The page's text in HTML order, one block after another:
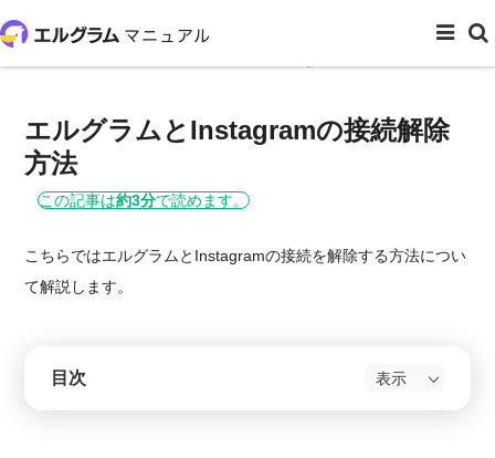
エルグラムとInstagramの接続解除
方法
この記事は約3分で読めます。
こちらではエルグラムとInstagramの接続を解除する方法につい
て解説します。
目次